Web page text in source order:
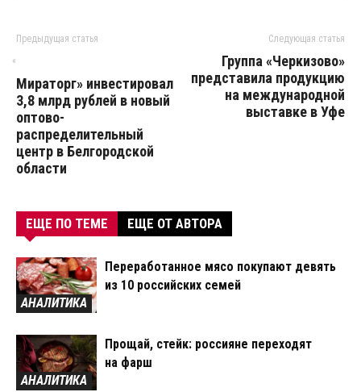
Предыдущая статья
«
Мираторг» инвестировал
3,8 млрд рублей в новый
оптово-
распределительный
центр в Белгородской
области
Следующая статья
Группа «Черкизово»
представила продукцию
на международной
выставке в Уфе
ЕЩЕ ПО ТЕМЕ ЕЩЕ ОТ АВТОРА
АНАЛИТИКА
Переработанное мясо покупают девять
из 10 российских семей
АНАЛИТИКА
Прощай, стейк: россияне переходят
на фарш